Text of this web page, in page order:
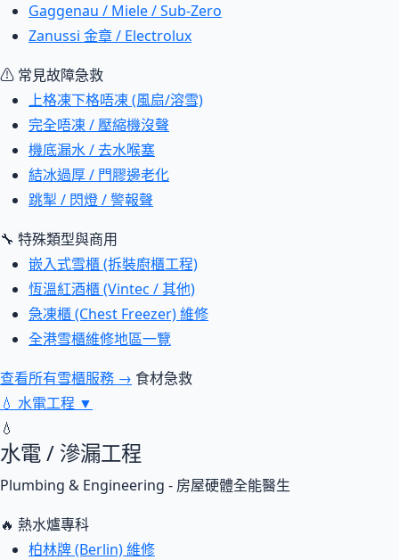
Gaggenau / Miele / Sub-Zero
Zanussi 金章 / Electrolux
⚠ 常見故障急救
上格凍下格唔凍 (風扇/溶雪)
完全唔凍 / 壓縮機沒聲
機底漏水 / 去水喉塞
結冰過厚 / 門膠邊老化
跳掣 / 閃燈 / 警報聲
🔧 特殊類型與商用
嵌入式雪櫃 (拆裝廚櫃工程)
恆溫紅酒櫃 (Vintec / 其他)
急凍櫃 (Chest Freezer) 維修
全港雪櫃維修地區一覽
查看所有雪櫃服務 → 食材急救
💧 水電工程 ▼
💧
水電 / 滲漏工程
Plumbing & Engineering - 房屋硬體全能醫生
🔥 熱水爐專科
柏林牌 (Berlin) 維修